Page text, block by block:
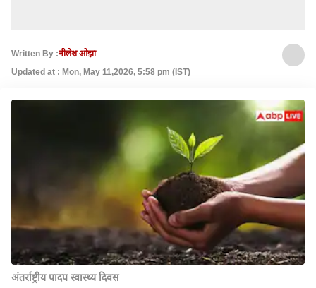
Written By :नीलेश ओझा
Updated at : Mon, May 11,2026, 5:58 pm (IST)
अंतर्राष्ट्रीय पादप स्वास्थ्य दिवस